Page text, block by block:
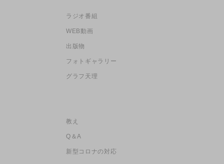
ラジオ番組
WEB動画
出版物
フォトギャラリー
グラフ天理
教え
Q＆A
新型コロナの対応